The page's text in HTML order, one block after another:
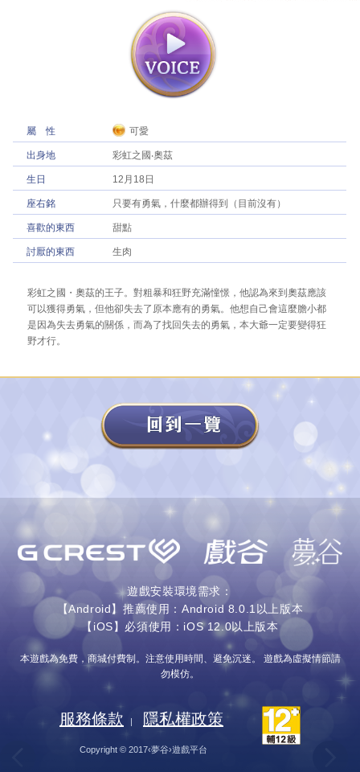
屬性 可愛
出身地 彩虹之國‧奧茲
生日 12月18日
座右銘 只要有勇氣，什麼都辦得到（目前沒有）
喜歡的東西 甜點
討厭的東西 生肉
彩虹之國・奧茲的王子。對粗暴和狂野充滿憧憬，他認為來到奧茲應該
可以獲得勇氣，但他卻失去了原本應有的勇氣。他想自己會這麼膽小都
是因為失去勇氣的關係，而為了找回失去的勇氣，本大爺一定要變得狂
野才行。
遊戲安裝環境需求：
【Android】推薦使用：Android 8.0.1以上版本
【iOS】必須使用：iOS 12.0以上版本
本遊戲為免費，商城付費制。注意使用時間、避免沉迷。 遊戲為虛擬情節請
勿模仿。
服務條款 隱私權政策
Copyright © 2017‹夢谷›遊戲平台